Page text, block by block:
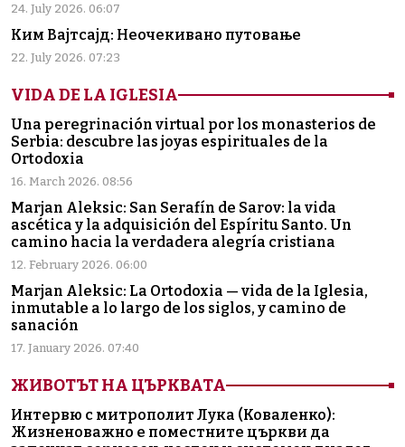
24. July 2026. 06:07
Ким Вајтсајд: Неочекивано путовање
22. July 2026. 07:23
VIDA DE LA IGLESIA
Una peregrinación virtual por los monasterios de
Serbia: descubre las joyas espirituales de la
Ortodoxia
16. March 2026. 08:56
Marjan Aleksic: San Serafín de Sarov: la vida
ascética y la adquisición del Espíritu Santo. Un
camino hacia la verdadera alegría cristiana
12. February 2026. 06:00
Marjan Aleksic: La Ortodoxia — vida de la Iglesia,
inmutable a lo largo de los siglos, y camino de
sanación
17. January 2026. 07:40
ЖИВОТЪТ НА ЦЪРКВАТА
Интервю с митрополит Лука (Коваленко):
Жизненоважно е поместните църкви да